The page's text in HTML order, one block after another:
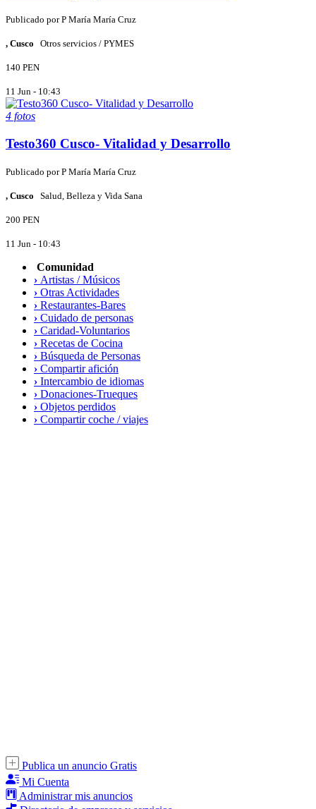
Publicado porP María María Cruz
, Cusco Otros servicios / PYMES
140 PEN
11 Jun - 10:43
4 fotos
Testo360 Cusco- Vitalidad y Desarrollo
Publicado porP María María Cruz
, Cusco Salud, Belleza y Vida Sana
200 PEN
11 Jun - 10:43
Comunidad
› Artistas / Músicos
› Otras Actividades
› Restaurantes-Bares
› Cuidado de personas
› Caridad-Voluntarios
› Recetas de Cocina
› Búsqueda de Personas
› Compartir afición
› Intercambio de idiomas
› Donaciones-Trueques
› Objetos perdidos
› Compartir coche / viajes
Publica un anuncio Gratis
Mi Cuenta
Administrar mis anuncios